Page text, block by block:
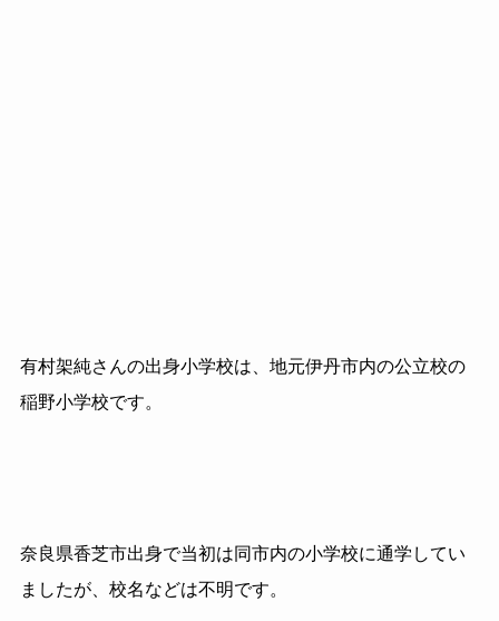
有村架純さんの出身小学校は、地元伊丹市内の公立校の
稲野小学校です。
奈良県香芝市出身で当初は同市内の小学校に通学してい
ましたが、校名などは不明です。